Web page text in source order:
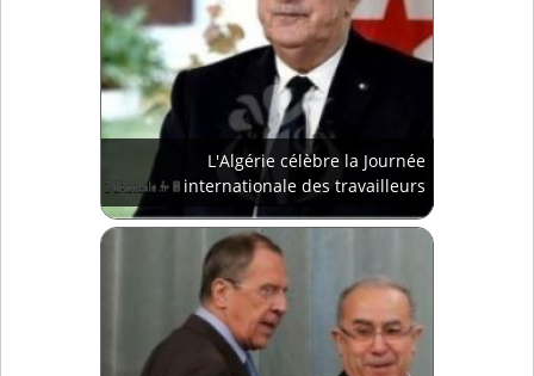
L'Algérie célèbre la Journée
internationale des travailleurs